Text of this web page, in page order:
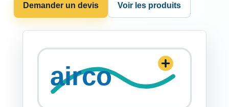
Demander un devis Voir les produits